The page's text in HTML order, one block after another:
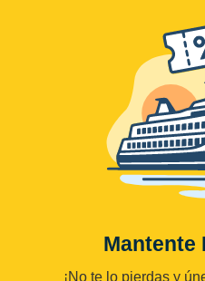
Mantente
¡No te lo pierdas y